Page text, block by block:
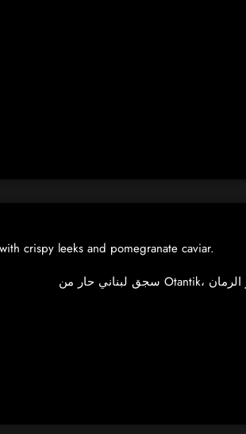
crispy leeks and pomegranate caviar.